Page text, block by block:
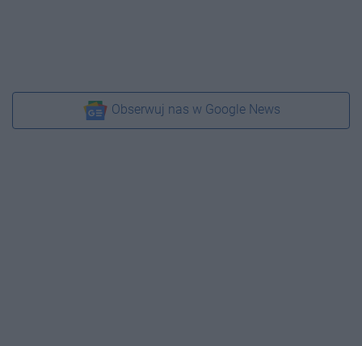
Obserwuj nas w Google News